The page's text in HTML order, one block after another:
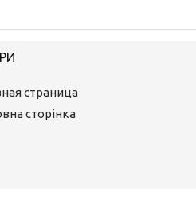
страница
сторінка